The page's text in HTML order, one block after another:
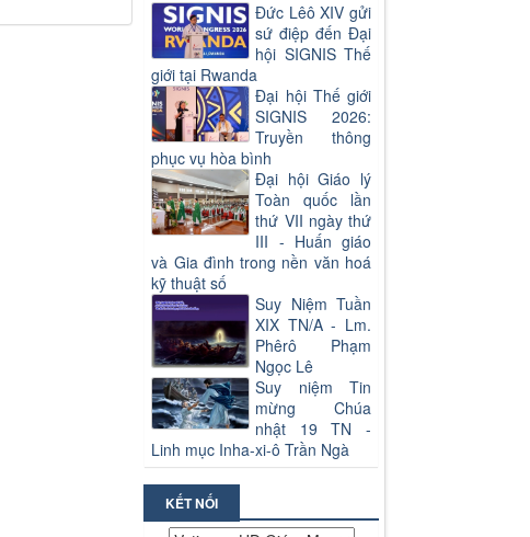
Đức Lêô XIV gửi
sứ điệp đến Đại
hội SIGNIS Thế
giới tại Rwanda
Đại hội Thế giới
SIGNIS 2026:
Truyền thông
phục vụ hòa bình
Đại hội Giáo lý
Toàn quốc lần
thứ VII ngày thứ
III - Huấn giáo
và Gia đình trong nền văn hoá
kỹ thuật số
Suy Niệm Tuần
XIX TN/A - Lm.
Phêrô Phạm
Ngọc Lê
Suy niệm Tin
mừng Chúa
nhật 19 TN -
Linh mục Inha-xi-ô Trần Ngà
KẾT NỐI